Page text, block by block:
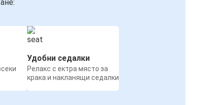
Удобни седалки
Релакс с ектра място за
крака и накланящи седалки